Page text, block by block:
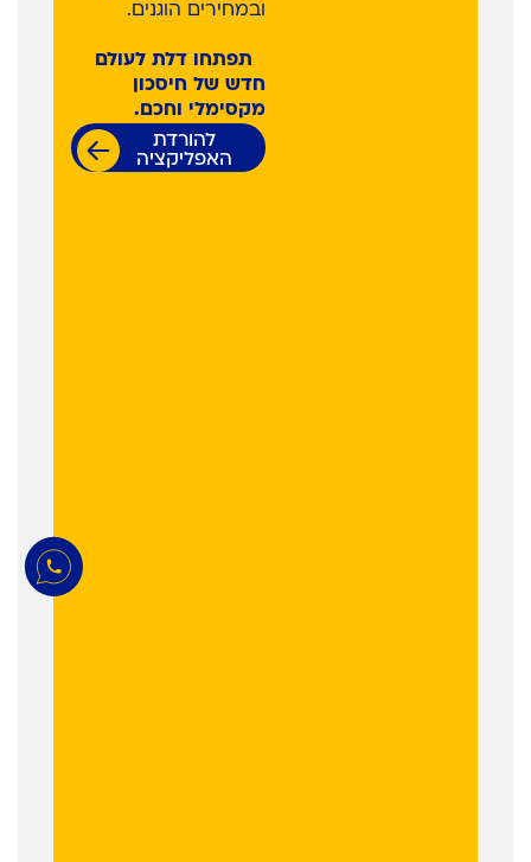
ובמחירים הוגנים.
תפתחו דלת לעולם
חדש של חיסכון
מקסימלי וחכם.
להורדת
האפליקציה